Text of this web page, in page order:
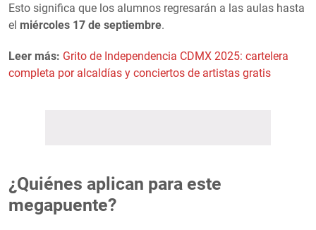
Esto significa que los alumnos regresarán a las aulas hasta
el miércoles 17 de septiembre.
Leer más: Grito de Independencia CDMX 2025: cartelera
completa por alcaldías y conciertos de artistas gratis
¿Quiénes aplican para este
megapuente?